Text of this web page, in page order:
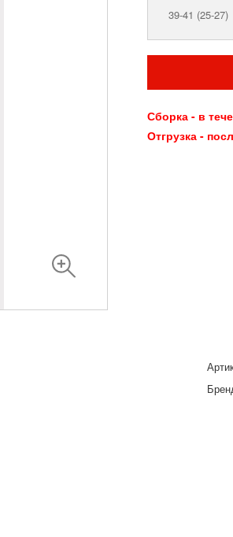
39-41 (25-27)
Сборка - в
Отгрузка -